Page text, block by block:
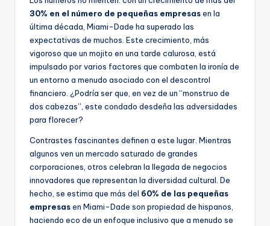
30% en el número de pequeñas empresasen la
última década, Miami-Dade ha superado las
expectativas de muchos. Este crecimiento, más
vigoroso que un mojito en una tarde calurosa, está
impulsado por varios factores que combaten la ironía de
un entorno a menudo asociado con el descontrol
financiero. ¿Podría ser que, en vez de un “monstruo de
dos cabezas”, este condado desdeña las adversidades
para florecer?
Contrastes fascinantes definen a este lugar. Mientras
algunos ven un mercado saturado de grandes
corporaciones, otros celebran la llegada de negocios
innovadores que representan la diversidad cultural. De
hecho, se estima que más del 60% de las pequeñas
empresasen Miami-Dade son propiedad de hispanos,
haciendo eco de un enfoque inclusivo que a menudo se